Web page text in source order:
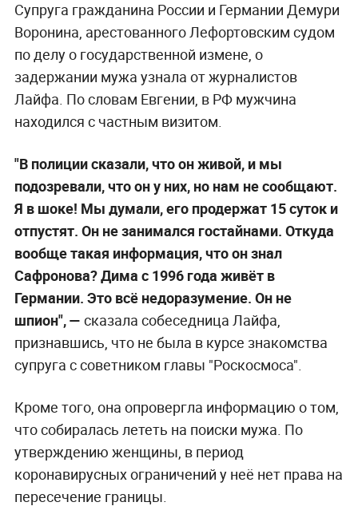
Супруга гражданина России и Германии Демури
Воронина, арестованного Лефортовским судом
по делу о государственной измене, о
задержании мужа узнала от журналистов
Лайфа. По словам Евгении, в РФ мужчина
находился с частным визитом.
"В полиции сказали, что он живой, и мы
подозревали, что он у них, но нам не сообщают.
Я в шоке! Мы думали, его продержат 15 суток и
отпустят. Он не занимался гостайнами. Откуда
вообще такая информация, что он знал
Сафронова? Дима с 1996 года живёт в
Германии. Это всё недоразумение. Он не
шпион", — сказала собеседница Лайфа,
признавшись, что не была в курсе знакомства
супруга с советником главы "Роскосмоса".
Кроме того, она опровергла информацию о том,
что собиралась лететь на поиски мужа. По
утверждению женщины, в период
коронавирусных ограничений у неё нет права на
пересечение границы.